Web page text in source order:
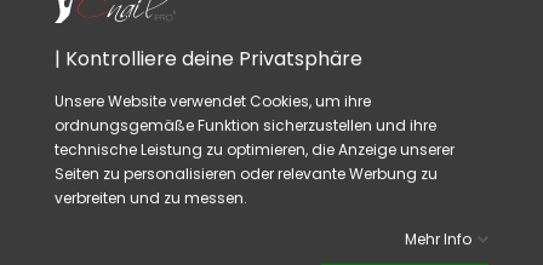
Benutzen Sie ein Holzstäbchen oder Nail-Art
Strass genau und mit mehr Leichtigkeit
anzuwenden
| Kontrolliere deine Privatsphäre
Unsere Website verwendet Cookies, um ihre
ordnungsgemäße Funktion sicherzustellen und ihre
technische Leistung zu optimieren, die Anzeige unserer
Seiten zu personalisieren oder relevante Werbung zu
verbreiten und zu messen.
Mehr Info